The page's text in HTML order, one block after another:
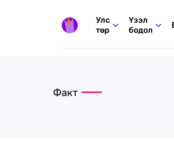
Улс
төр
Үзэл
бодол
Факт